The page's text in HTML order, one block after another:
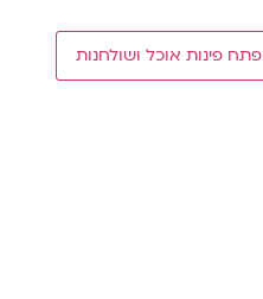
פתח פינות אוכל ושולחנות